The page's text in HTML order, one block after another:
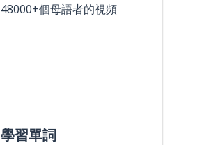
48000+個母語者的視頻
學習單詞